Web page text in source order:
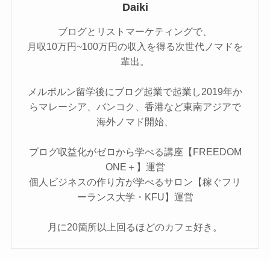
Daiki
ブログとリストマーケティングで、
月収10万円~100万円の収入を得る次世代ノマドを
輩出。
メルボルン留学後にブログ起業で起業し2019年か
らマレーシア、バンコク、香港など東南アジアで
海外ノマド開始、
ブログ収益化がゼロから学べる講座【FREEDOM
ONE＋】運営
個人ビジネスの作り方が学べるサロン【稼ぐフリ
ーランス大学・KFU】運営
月に20箇所以上回るほどのカフェ好き。